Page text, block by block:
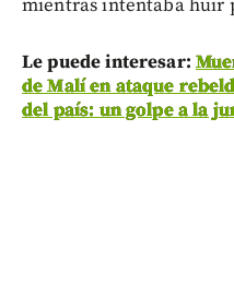
mientras intentaba huir
Le puede interesar:
de Malí en ataque
del país: un golpe a la